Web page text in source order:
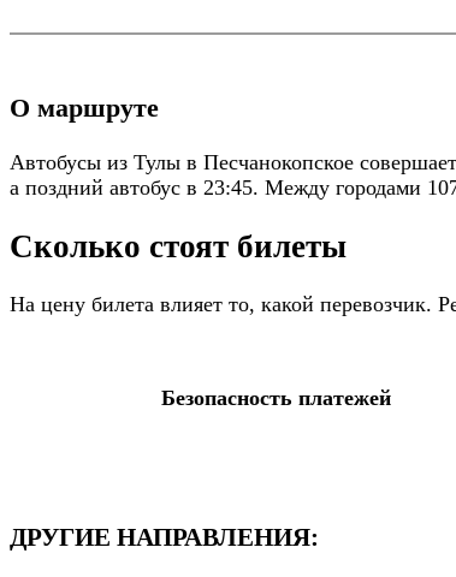
О маршруте
Автобусы из Тулы в Песчанокопское
а поздний автобус в 23:45. Между городами
Сколько стоят билеты
На цену билета влияет то, какой
Безопасность платежей
ДРУГИЕ НАПРАВЛЕНИЯ: